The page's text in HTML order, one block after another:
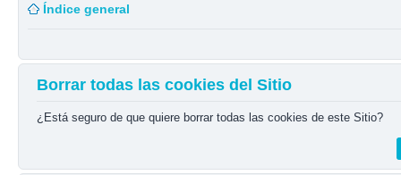
Índice general
Borrar todas las cookies del Sitio
¿Está seguro de que quiere borrar todas las cookies de este Sitio?